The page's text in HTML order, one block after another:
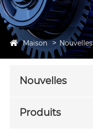
Maison Nouvelles
Nouvelles
Produits